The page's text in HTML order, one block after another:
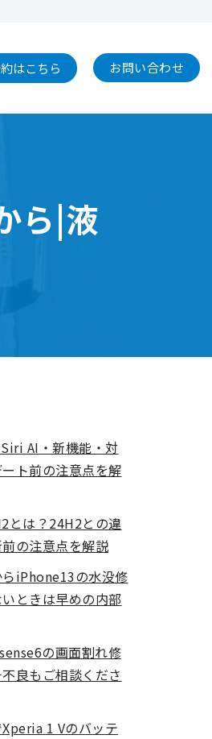
はこちら お問い合わせ
ら|液
AI・新機能・対
ト前の注意点を解
とは？24H2との違
の注意点を解説
iPhone13の水没修
ときは早めの内部
の画面割れ修
良もご相談くださ
1 Vのバッテ